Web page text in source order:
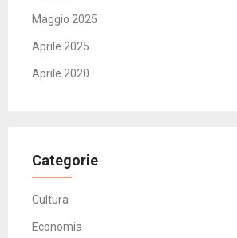
Maggio 2025
Aprile 2025
Aprile 2020
Categorie
Cultura
Economia